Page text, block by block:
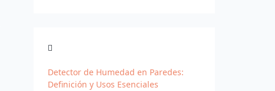
Detector de Humedad en Paredes:
Definición y Usos Esenciales